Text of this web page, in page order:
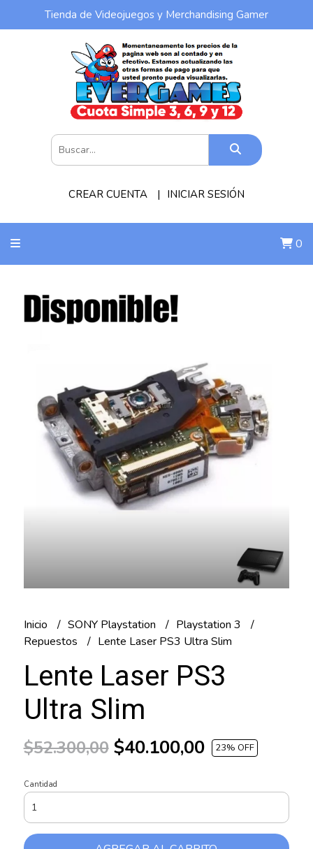
Tienda de Videojuegos y Merchandising Gamer
CREAR CUENTA INICIAR SESIÓN
0
Inicio SONY Playstation
Playstation 3
Repuestos
Lente Laser PS3 Ultra Slim
Lente Laser PS3
Ultra Slim
$52.300,00$40.100,00 23% OFF
Cantidad